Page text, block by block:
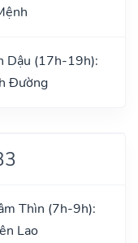
Dậu (17h-19h):
Đường
Thìn (7h-9h):
Lao